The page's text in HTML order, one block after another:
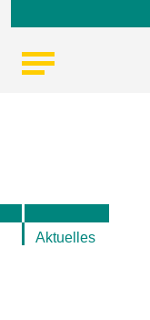
Skip
content
Aktuelles